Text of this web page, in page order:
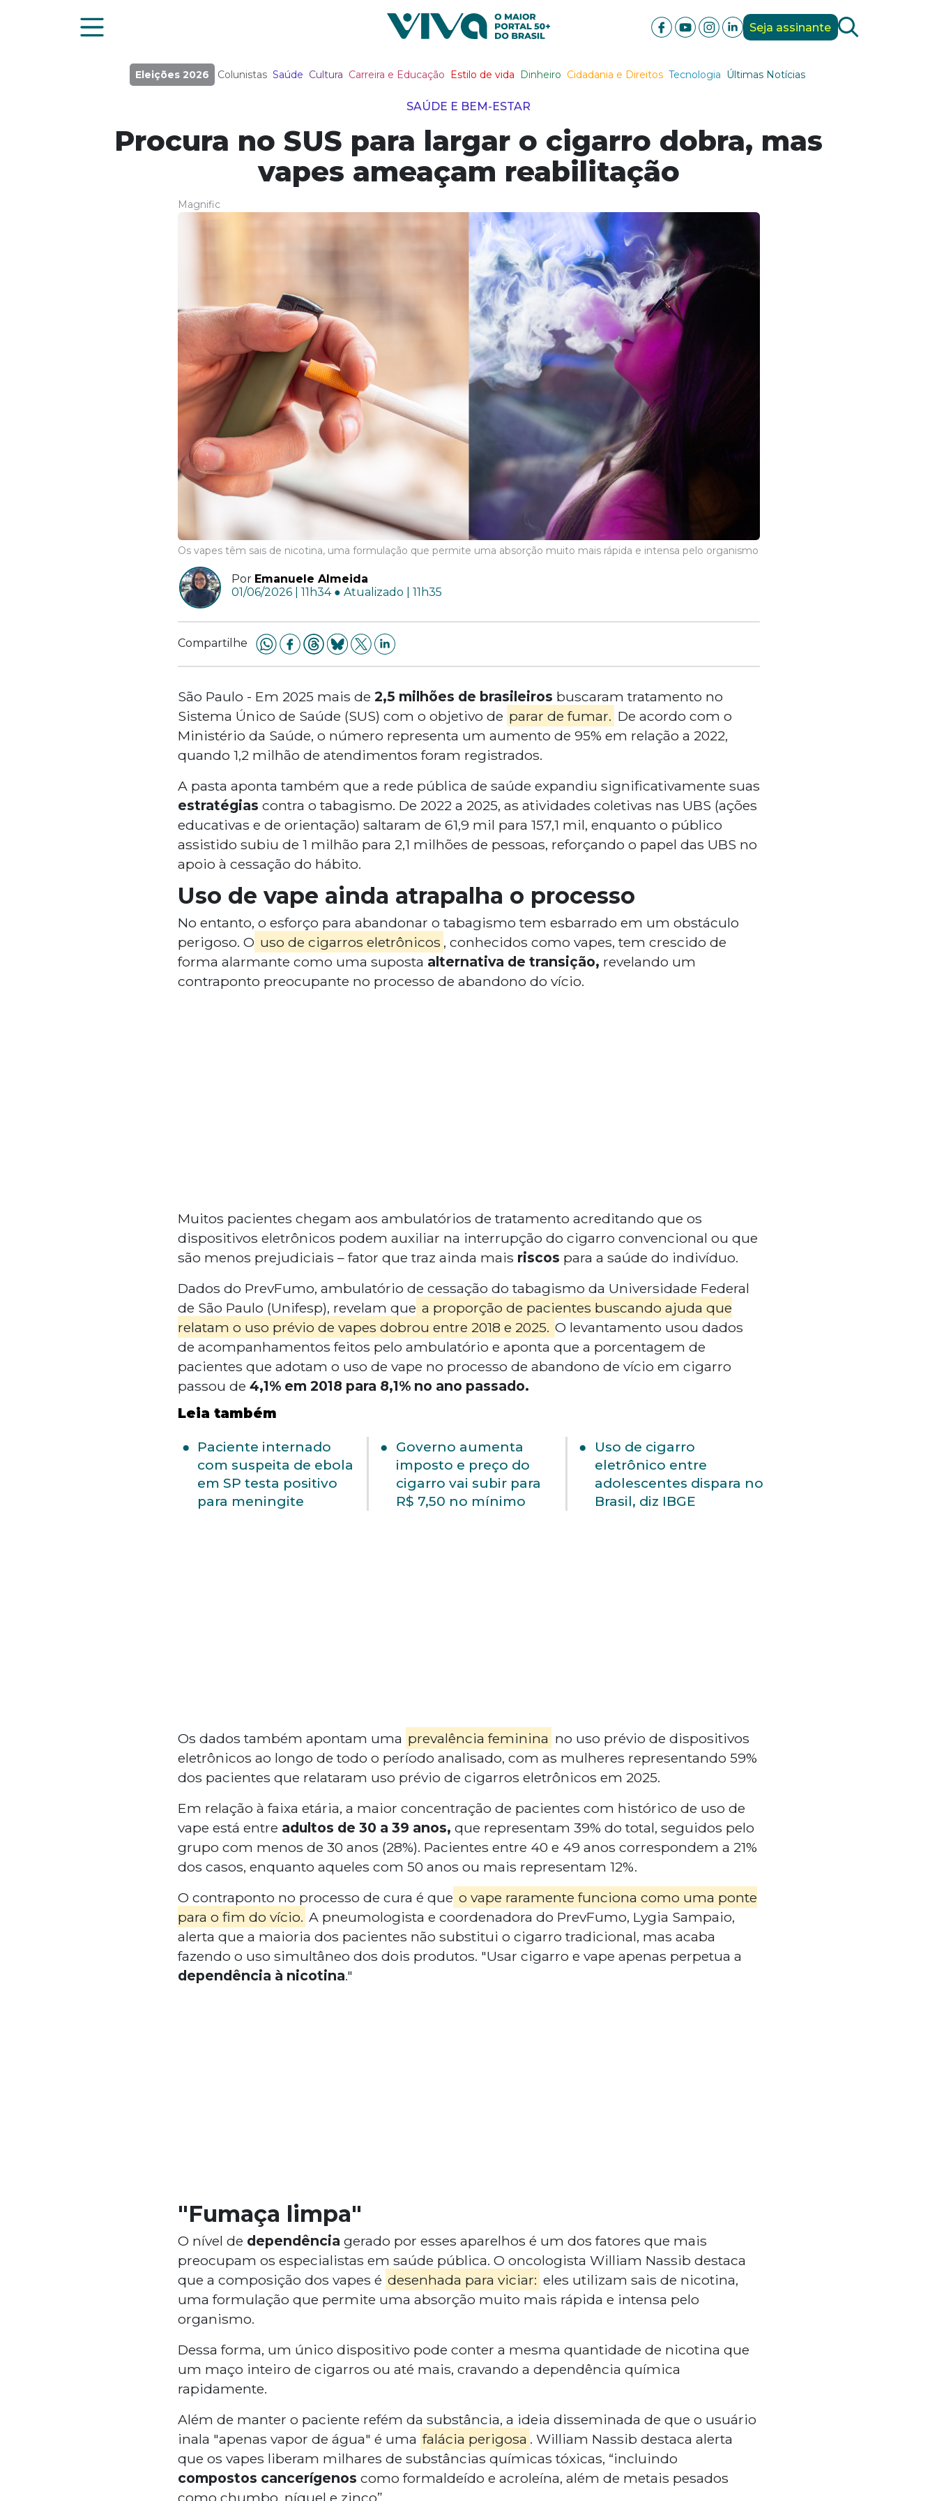
Seja assinante
Eleições 2026 Colunistas Saúde Cultura Carreira e Educação Estilo de vida Dinheiro Cidadania e Direitos Tecnologia Últimas Notícias
SAÚDE E BEM-ESTAR
Procura no SUS para largar o cigarro dobra, mas
vapes ameaçam reabilitação
Magnific
Os vapes têm sais de nicotina, uma formulação que permite uma absorção muito mais rápida e intensa pelo organismo
Por Emanuele Almeida
01/06/2026 | 11h34 ● Atualizado | 11h35
Compartilhe
São Paulo - Em 2025 mais de 2,5 milhões de brasileiros buscaram tratamento no
Sistema Único de Saúde (SUS) com o objetivo de parar de fumar. De acordo com o
Ministério da Saúde, o número representa um aumento de 95% em relação a 2022,
quando 1,2 milhão de atendimentos foram registrados.
A pasta aponta também que a rede pública de saúde expandiu significativamente suas
estratégias contra o tabagismo. De 2022 a 2025, as atividades coletivas nas UBS (ações
educativas e de orientação) saltaram de 61,9 mil para 157,1 mil, enquanto o público
assistido subiu de 1 milhão para 2,1 milhões de pessoas, reforçando o papel das UBS no
apoio à cessação do hábito.
Uso de vape ainda atrapalha o processo
No entanto, o esforço para abandonar o tabagismo tem esbarrado em um obstáculo
perigoso. O uso de cigarros eletrônicos , conhecidos como vapes, tem crescido de
forma alarmante como uma suposta alternativa de transição, revelando um
contraponto preocupante no processo de abandono do vício.
Muitos pacientes chegam aos ambulatórios de tratamento acreditando que os
dispositivos eletrônicos podem auxiliar na interrupção do cigarro convencional ou que
são menos prejudiciais – fator que traz ainda mais riscos para a saúde do indivíduo.
Dados do PrevFumo, ambulatório de cessação do tabagismo da Universidade Federal
de São Paulo (Unifesp), revelam que a proporção de pacientes buscando ajuda que
relatam o uso prévio de vapes dobrou entre 2018 e 2025. O levantamento usou dados
de acompanhamentos feitos pelo ambulatório e aponta que a porcentagem de
pacientes que adotam o uso de vape no processo de abandono de vício em cigarro
passou de 4,1% em 2018 para 8,1% no ano passado.
Leia também
Paciente internado
com suspeita de ebola
em SP testa positivo
para meningite
Governo aumenta
imposto e preço do
cigarro vai subir para
R$ 7,50 no mínimo
Uso de cigarro
eletrônico entre
adolescentes dispara no
Brasil, diz IBGE
Os dados também apontam uma prevalência feminina no uso prévio de dispositivos
eletrônicos ao longo de todo o período analisado, com as mulheres representando 59%
dos pacientes que relataram uso prévio de cigarros eletrônicos em 2025.
Em relação à faixa etária, a maior concentração de pacientes com histórico de uso de
vape está entre adultos de 30 a 39 anos, que representam 39% do total, seguidos pelo
grupo com menos de 30 anos (28%). Pacientes entre 40 e 49 anos correspondem a 21%
dos casos, enquanto aqueles com 50 anos ou mais representam 12%.
O contraponto no processo de cura é que o vape raramente funciona como uma ponte
para o fim do vício. A pneumologista e coordenadora do PrevFumo, Lygia Sampaio,
alerta que a maioria dos pacientes não substitui o cigarro tradicional, mas acaba
fazendo o uso simultâneo dos dois produtos. "Usar cigarro e vape apenas perpetua a
dependência à nicotina."
"Fumaça limpa"
O nível de dependência gerado por esses aparelhos é um dos fatores que mais
preocupam os especialistas em saúde pública. O oncologista William Nassib destaca
que a composição dos vapes é desenhada para viciar: eles utilizam sais de nicotina,
uma formulação que permite uma absorção muito mais rápida e intensa pelo
organismo.
Dessa forma, um único dispositivo pode conter a mesma quantidade de nicotina que
um maço inteiro de cigarros ou até mais, cravando a dependência química
rapidamente.
Além de manter o paciente refém da substância, a ideia disseminada de que o usuário
inala "apenas vapor de água" é uma falácia perigosa . William Nassib destaca alerta
que os vapes liberam milhares de substâncias químicas tóxicas, “incluindo
compostos cancerígenos como formaldeído e acroleína, além de metais pesados
como chumbo, níquel e zinco”.